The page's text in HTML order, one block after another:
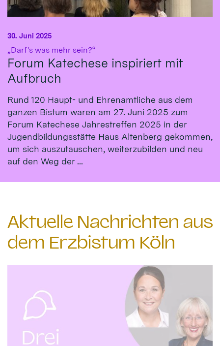
„Darf's was mehr sein?“
Forum Katechese inspiriert mit
Aufbruch
30. Juni 2025
Rund 120 Haupt- und Ehrenamtliche aus dem
ganzen Bistum waren am 27. Juni 2025 zum
Forum Katechese Jahrestreffen 2025 in der
Jugendbildungsstätte Haus Altenberg gekommen,
um sich auszutauschen, weiterzubilden und neu
auf den Weg der ...
Aktuelle Nachrichten aus
dem Erzbistum Köln